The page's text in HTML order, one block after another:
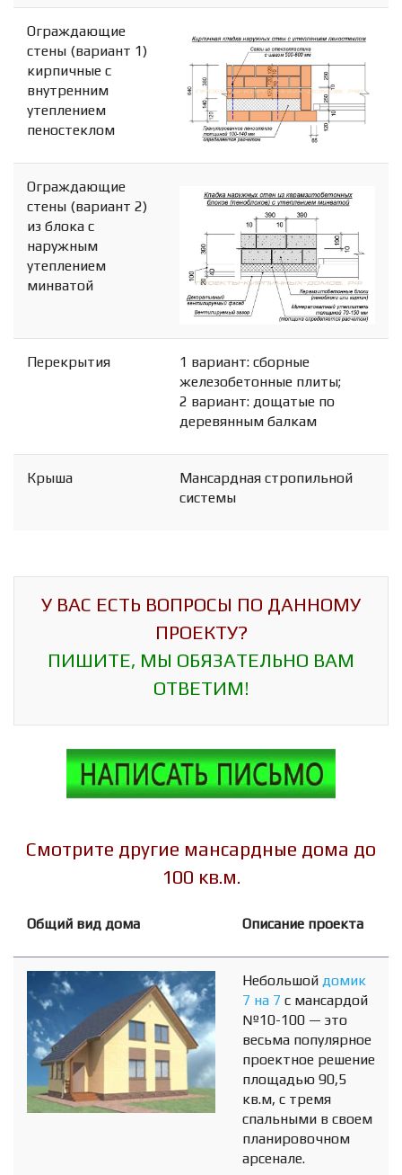
Ограждающие
стены (вариант 1)
кирпичные с
внутренним
утеплением
пеностеклом
Ограждающие
стены (вариант 2)
из блока с
наружным
утеплением
минватой
Перекрытия
1 вариант: сборные
железобетонные плиты;
2 вариант: дощатые по
деревянным балкам
Крыша
Мансардная стропильной
системы
У ВАС ЕСТЬ ВОПРОСЫ ПО ДАННОМУ
ПРОЕКТУ?
ПИШИТЕ, МЫ ОБЯЗАТЕЛЬНО ВАМ
ОТВЕТИМ!
Смотрите другие мансардные дома до
100 кв.м.
Общий вид дома Описание проекта
Небольшой домик
7 на 7 с мансардой
№10-100 — это
весьма популярное
проектное решение
площадью 90,5
кв.м, с тремя
спальными в своем
планировочном
арсенале.